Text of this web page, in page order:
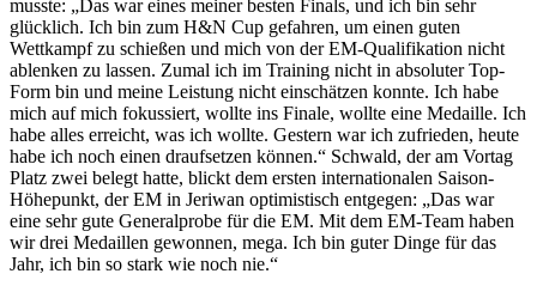
musste: „Das war eines meiner besten Finals, und ich bin sehr
glücklich. Ich bin zum H&N Cup gefahren, um einen guten
Wettkampf zu schießen und mich von der EM-Qualifikation nicht
ablenken zu lassen. Zumal ich im Training nicht in absoluter Top-
Form bin und meine Leistung nicht einschätzen konnte. Ich habe
mich auf mich fokussiert, wollte ins Finale, wollte eine Medaille. Ich
habe alles erreicht, was ich wollte. Gestern war ich zufrieden, heute
habe ich noch einen draufsetzen können.“ Schwald, der am Vortag
Platz zwei belegt hatte, blickt dem ersten internationalen Saison-
Höhepunkt, der EM in Jeriwan optimistisch entgegen: „Das war
eine sehr gute Generalprobe für die EM. Mit dem EM-Team haben
wir drei Medaillen gewonnen, mega. Ich bin guter Dinge für das
Jahr, ich bin so stark wie noch nie.“